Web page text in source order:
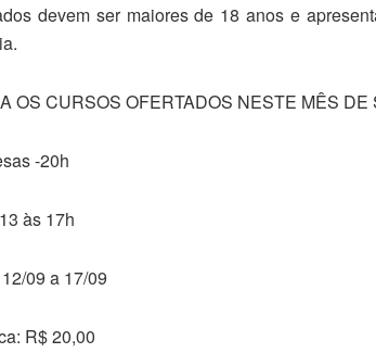
devem ser maiores de 18 anos e
OS CURSOS OFERTADOS NESTE MÊS DE
-20h
às 17h
09 a 17/09
R$ 20,00